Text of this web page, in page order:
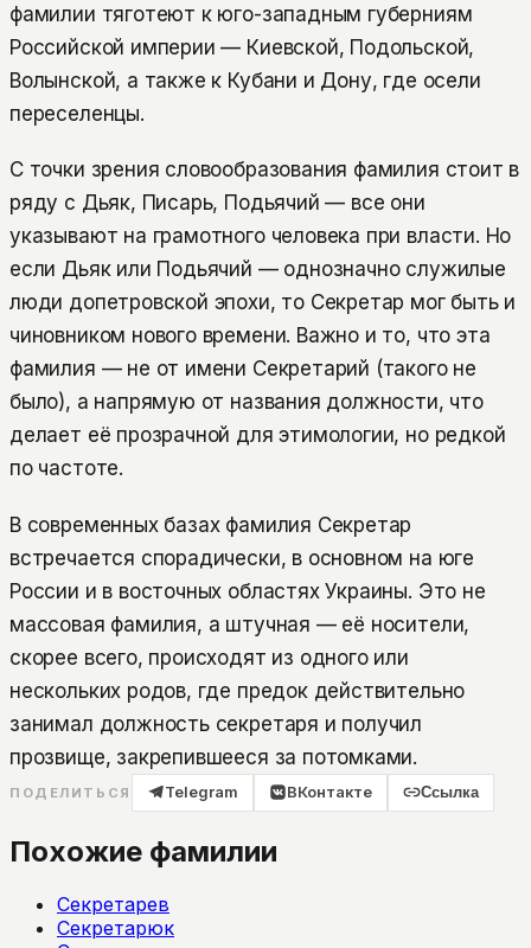
фамилии тяготеют к юго-западным губерниям
Российской империи — Киевской, Подольской,
Волынской, а также к Кубани и Дону, где осели
переселенцы.
С точки зрения словообразования фамилия стоит в
ряду с Дьяк, Писарь, Подьячий — все они
указывают на грамотного человека при власти. Но
если Дьяк или Подьячий — однозначно служилые
люди допетровской эпохи, то Секретар мог быть и
чиновником нового времени. Важно и то, что эта
фамилия — не от имени Секретарий (такого не
было), а напрямую от названия должности, что
делает её прозрачной для этимологии, но редкой
по частоте.
В современных базах фамилия Секретар
встречается спорадически, в основном на юге
России и в восточных областях Украины. Это не
массовая фамилия, а штучная — её носители,
скорее всего, происходят из одного или
нескольких родов, где предок действительно
занимал должность секретаря и получил
прозвище, закрепившееся за потомками.
ПОДЕЛИТЬСЯ Telegram ВКонтакте Ссылка
Похожие фамилии
Секретарев
Секретарюк